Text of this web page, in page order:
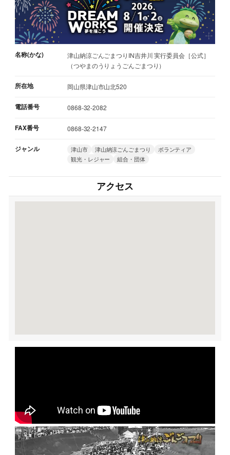
名称(かな)
津山納涼ごんごまつりIN吉井川 実行委員会［公式］
（つやまのうりょうごんごまつり）
所在地 岡山県津山市山北520
電話番号 0868-32-2082
FAX番号 0868-32-2147
ジャンル 津山市 津山納涼ごんごまつり
ボランティア
観光・レジャー
組合・団体
アクセス